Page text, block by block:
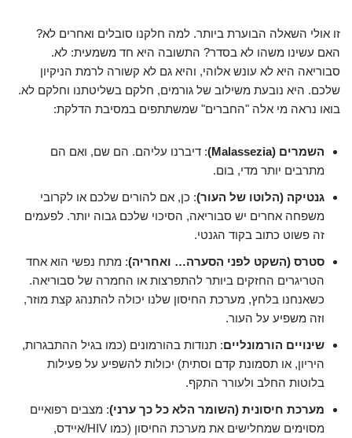
זו אולי השאלה הבוערת ביותר. למה חלקנו סובלים ואחרים לא?
האם עשינו משהו לא בסדר? התשובה היא חד משמעית: לא.
סבוריאה היא לא עונש אלוהי, והיא גם לא קשורה לרמת הניקיון
שלכם. היא נובעת משילוב של גורמים, חלקם בשליטתנו וחלקם לא.
בואו נראה מי אלה "החברים" שמשתתפים במסיבת הדלקת:
השמרים (Malassezia)
: דיברנו עליהם. הם שם, ואם הם
מתרבים יותר מדי, בום.
גנטיקה (הלוטו של העור): כן, אם להורים שלכם או לקרובי
משפחה אחרים יש סבוריאה, הסיכוי שלכם גבוה יותר. לפעמים
זה פשוט כתוב בקוד הגנטי.
סטרס (השקט לפני הסערה… ואחריה): מתח נפשי הוא אחד
הטריגרים החזקים ביותר להתפרצות או החמרה של סבוריאה.
כשאנחנו בלחץ, מערכת החיסון שלנו יכולה להתנהג קצת מוזר,
וזה משפיע על העור.
שינויים הורמונליים: תנודות בהורמונים (כמו בגיל ההתבגרות,
היריון, או תסמונת קדם וסתית) יכולות להשפיע על פעילות
בלוטות החלב ולעורר התקף.
מערכת חיסונית (השומר הלא כל כך ערני): מצבים רפואיים
מסוימים שמחלישים את מערכת החיסון (כמו HIV/איידס,